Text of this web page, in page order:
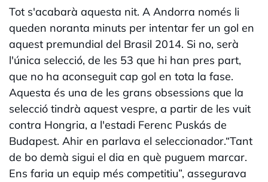
Tot s'acabarà aquesta nit. A Andorra només li
queden noranta minuts per intentar fer un gol en
aquest premundial del Brasil 2014. Si no, serà
l'única selecció, de les 53 que hi han pres part,
que no ha aconseguit cap gol en tota la fase.
Aquesta és una de les grans obsessions que la
selecció tindrà aquest vespre, a partir de les vuit
contra Hongria, a l'estadi Ferenc Puskás de
Budapest. Ahir en parlava el seleccionador.“Tant
de bo demà sigui el dia en què puguem marcar.
Ens faria un equip més competitiu”, assegurava